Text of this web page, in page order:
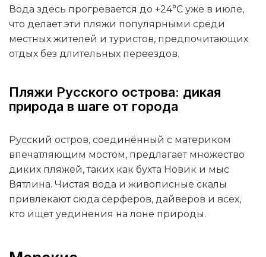
Вода здесь прогревается до +24°C уже в июле,
что делает эти пляжи популярными среди
местных жителей и туристов, предпочитающих
отдых без длительных переездов.
Пляжи Русского острова: дикая
природа в шаге от города
Русский остров, соединённый с материком
впечатляющим мостом, предлагает множество
диких пляжей, таких как бухта Новик и мыс
Вятлина. Чистая вода и живописные скалы
привлекают сюда серферов, дайверов и всех,
кто ищет уединения на лоне природы.